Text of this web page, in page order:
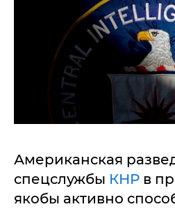
Американская
спецслужбы КНР в
якобы активно